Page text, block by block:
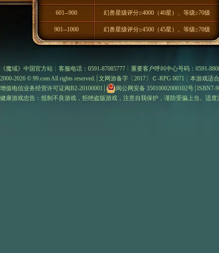
601--900 幻兽星级评分≥4000（40星）、等级≥70级
901--1000 幻兽星级评分≥4500（45星）、等级≥70级
《魔域》中国官方站┊客服电话：0591-87085777┊重要客户呼叫中心号码：0591-
2000-2026 © 99.comAll rights reserved.┊ 文网游备字〔2017〕Ｃ-RPG 0071 ┊本游戏适
增值电信业务经营许可证闽B2-20100001 ┊ 闽公网安备 35010002000102号 ┊ISBN7-
健康游戏忠告：抵制不良游戏，拒绝盗版游戏，注意自我保护，谨防受骗上当。适